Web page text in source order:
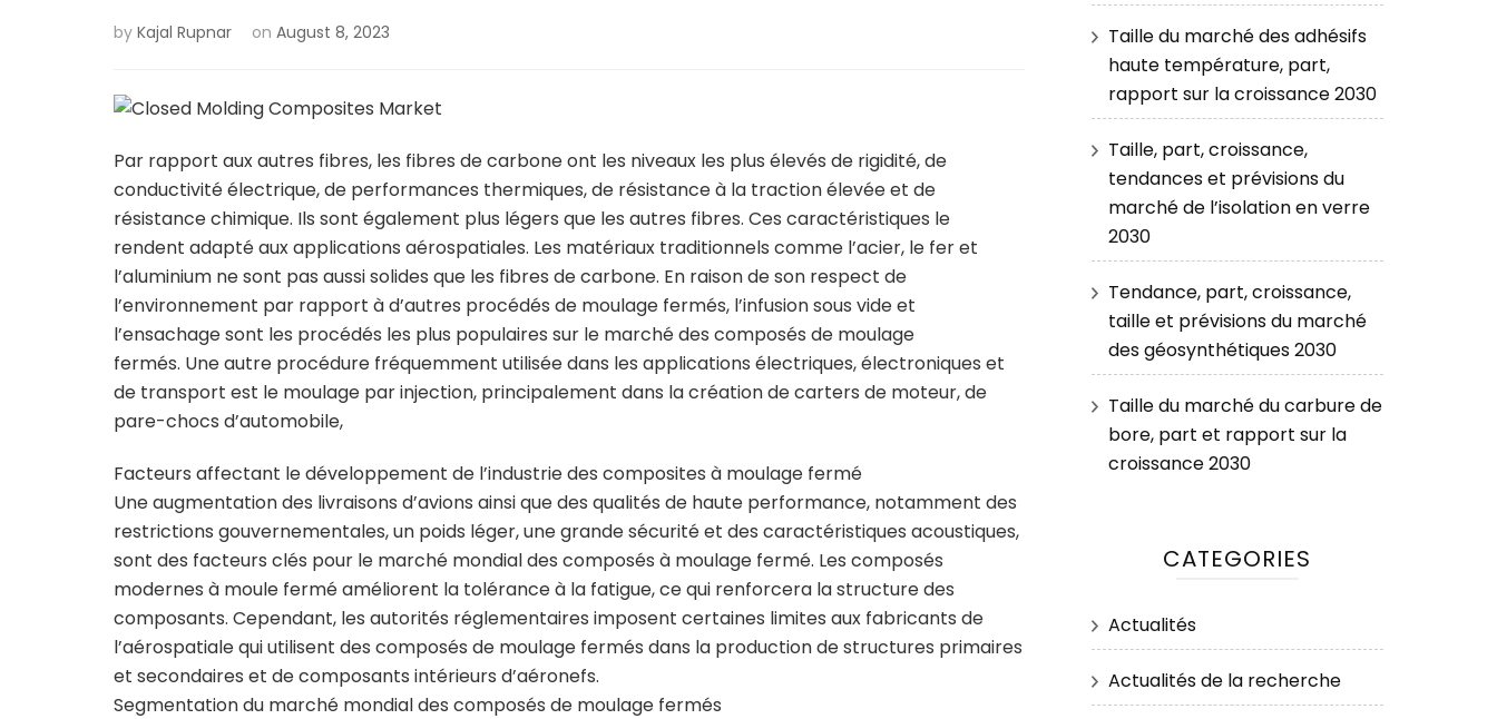
by Kajal Rupnar on August 8, 2023
Par rapport aux autres fibres, les fibres de carbone ont les niveaux les plus élevés de rigidité, de
conductivité électrique, de performances thermiques, de résistance à la traction élevée et de
résistance chimique. Ils sont également plus légers que les autres fibres. Ces caractéristiques le
rendent adapté aux applications aérospatiales. Les matériaux traditionnels comme l’acier, le fer et
l’aluminium ne sont pas aussi solides que les fibres de carbone. En raison de son respect de
l’environnement par rapport à d’autres procédés de moulage fermés, l’infusion sous vide et
l’ensachage sont les procédés les plus populaires sur le marché des composés de moulage
fermés. Une autre procédure fréquemment utilisée dans les applications électriques, électroniques et
de transport est le moulage par injection, principalement dans la création de carters de moteur, de
pare-chocs d’automobile,
Facteurs affectant le développement de l’industrie des composites à moulage fermé
Une augmentation des livraisons d’avions ainsi que des qualités de haute performance, notamment des
restrictions gouvernementales, un poids léger, une grande sécurité et des caractéristiques acoustiques,
sont des facteurs clés pour le marché mondial des composés à moulage fermé. Les composés
modernes à moule fermé améliorent la tolérance à la fatigue, ce qui renforcera la structure des
composants. Cependant, les autorités réglementaires imposent certaines limites aux fabricants de
l’aérospatiale qui utilisent des composés de moulage fermés dans la production de structures primaires
et secondaires et de composants intérieurs d’aéronefs.
Segmentation du marché mondial des composés de moulage fermés
Taille du marché des adhésifs
haute température, part,
rapport sur la croissance 2030
Taille, part, croissance,
tendances et prévisions du
marché de l’isolation en verre
2030
Tendance, part, croissance,
taille et prévisions du marché
des géosynthétiques 2030
Taille du marché du carbure de
bore, part et rapport sur la
croissance 2030
CATEGORIES
Actualités
Actualités de la recherche